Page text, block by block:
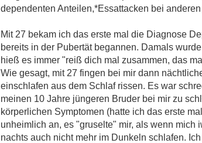
dependenten Anteilen,*Essattacken bei
Mit 27 bekam ich das erste mal die Diagnose
bereits in der Pubertät begannen. Damals
hieß es immer "reiß dich mal zusammen, das
Wie gesagt, mit 27 fingen bei mir dann
einschlafen aus dem Schlaf rissen. Es war
meinen 10 Jahre jüngeren Bruder bei mir zu
körperlichen Symptomen (hatte ich das erste
unheimlich an, es "gruselte" mir, als wenn mich
nachts auch nicht mehr im Dunkeln schlafen.